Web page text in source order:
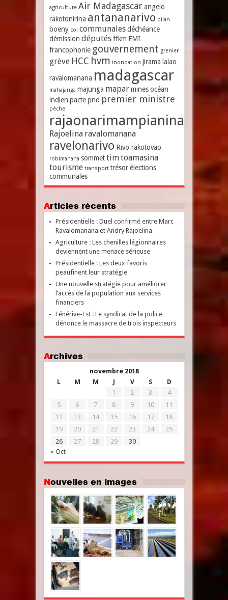
agriculture Air Madagascar angelo
rakotonirina antananarivo bilan
boeny coi communales déchéance
démission députés ffkm FMI
francophonie gouvernement grenier
grève HCC hvm inondation jirama lalao
ravalomanana madagascar
mahajanga majunga mapar mines océan
indien pacte pnd premier ministre
pêche
rajaonarimampianina
Rajoelina ravalomanana
ravelonarivo Rivo rakotovao
robimanana sommet timtoamasina
tourisme transport trésor élections
communales
Articles récents
Présidentielle : Duel confirmé entre Marc
Ravalomanana et Andry Rajoelina
Agriculture : Les chenilles légionnaires
deviennent une menace sérieuse
Présidentielle : Les deux favoris
peaufinent leur stratégie
Une nouvelle stratégie pour améliorer
l’accès de la population aux services
financiers
Fénérive-Est : Le syndicat de la police
dénonce le massacre de trois inspecteurs
Archives
novembre 2018
L
M M J V S D
« Oct
1 2 3
4
5
6 7 8 9 10
11
12
13 14 15 16 17
18
19
20 21 22 23 24
25
26
27 28 29 30
Nouvelles en images